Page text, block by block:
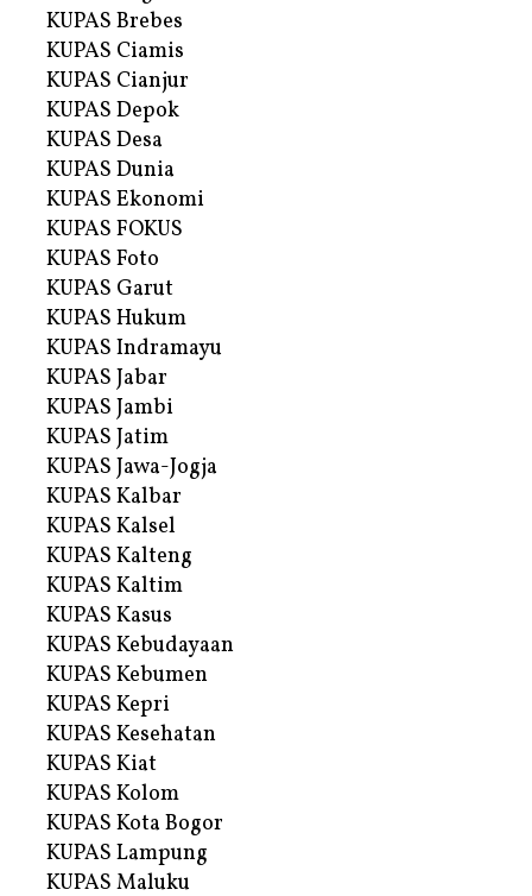
KUPAS Brebes
KUPAS Ciamis
KUPAS Cianjur
KUPAS Depok
KUPAS Desa
KUPAS Dunia
KUPAS Ekonomi
KUPAS FOKUS
KUPAS Foto
KUPAS Garut
KUPAS Hukum
KUPAS Indramayu
KUPAS Jabar
KUPAS Jambi
KUPAS Jatim
KUPAS Jawa-Jogja
KUPAS Kalbar
KUPAS Kalsel
KUPAS Kalteng
KUPAS Kaltim
KUPAS Kasus
KUPAS Kebudayaan
KUPAS Kebumen
KUPAS Kepri
KUPAS Kesehatan
KUPAS Kiat
KUPAS Kolom
KUPAS Kota Bogor
KUPAS Lampung
KUPAS Maluku